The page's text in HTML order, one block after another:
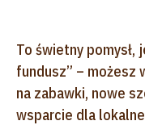
To świetny
fundusz” –
na zabawki, nowe
wsparcie dla